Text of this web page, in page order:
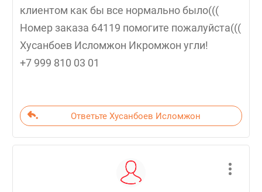
клиентом как бы все нормально было(((
Номер заказа 64119 помогите пожалуйста(((
Хусанбоев Исломжон Икромжон угли!
+7 999 810 03 01
Ответьте Хусанбоев Исломжон